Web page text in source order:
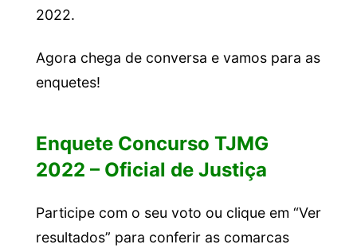
2022.
Agora chega de conversa e vamos para as
enquetes!
Enquete Concurso TJMG
2022 – Oficial de Justiça
Participe com o seu voto ou clique em “Ver
resultados” para conferir as comarcas